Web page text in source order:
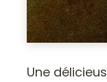
Une